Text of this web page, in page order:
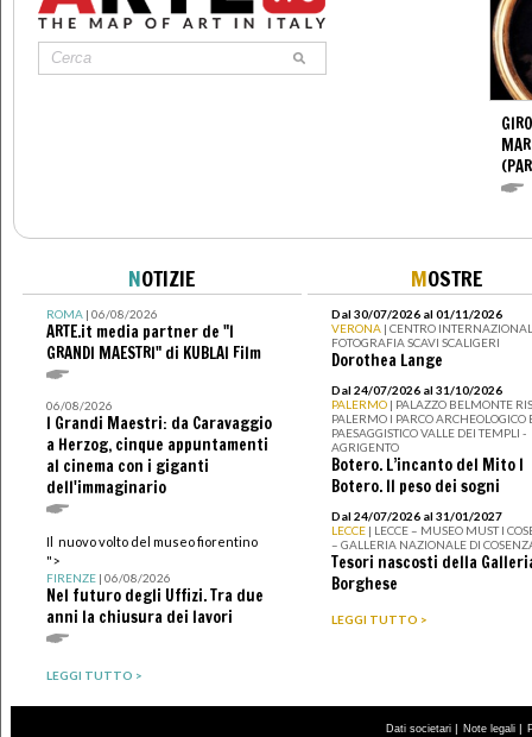
NOTIZIE
ROMA| 06/08/2026
ARTE.it media partner de "I
GRANDI MAESTRI" di KUBLAI Film
06/08/2026
I Grandi Maestri: da Caravaggio
a Herzog, cinque appuntamenti
al cinema con i giganti
dell'immaginario
Il nuovo volto del museo fiorentino
">
FIRENZE| 06/08/2026
Nel futuro degli Uffizi. Tra due
anni la chiusura dei lavori
LEGGI TUTTO >
MOSTRE
Dal 30/07/2026 al 01/11/2026
VERONA | CENTRO
FOTOGRAFIA SCAVI SCALIGERI
Dorothea Lange
Dal 24/07/2026 al 31/10/2026
PALERMO | PALAZZO BELMONTE
PALERMO I PARCO ARCHEOLOGICO
PAESAGGISTICO VALLE DEI TEMPLI -
AGRIGENTO
Botero. L’incanto del Mito I
Botero. Il peso dei sogni
Dal 24/07/2026 al 31/01/2027
LECCE | LECCE – MUSEO MUST I
– GALLERIA NAZIONALE DI
Tesori nascosti della
Borghese
LEGGI TUTTO >
Dati societari | Note legali |